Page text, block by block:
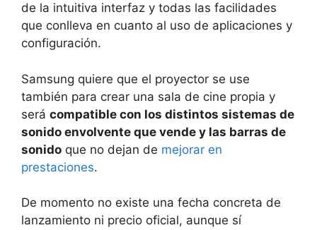
de la intuitiva interfaz y todas las facilidades
que conlleva en cuanto al uso de aplicaciones y
configuración.
Samsung quiere que el proyector se use
también para crear una sala de cine propia y
será compatible con los distintos sistemas de
sonido envolvente que vende y las barras de
sonido que no dejan de mejorar en
prestaciones.
De momento no existe una fecha concreta de
lanzamiento ni precio oficial, aunque sí